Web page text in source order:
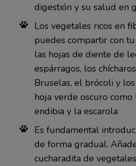
digestión y su salud en
Los vegetales ricos en
puedes compartir con
las hojas de diente de
espárragos, los
Bruselas, el brócoli y
hoja verde oscuro
endibia y la escarola
Es fundamental
de forma gradual.
cucharadita de